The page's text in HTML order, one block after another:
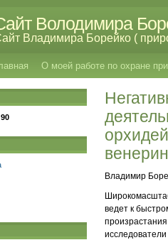
Володимира
Владимира Борейко (
О моей работе по охране
Владимир
ведет к